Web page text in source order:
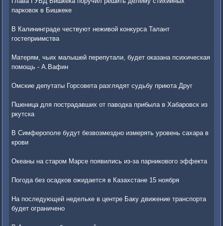
парковок в Бишкеке
В Калининграде чествуют неживой конкурса Талант
гостеприимства
Матерям, чьих малышей перепутали, будет оказана психическая
помощь - А.Вафин
Омские депутаты Горсовета разглядят судьбу приюта Друг
Пшеница для пострадавших от паводка прибыла в Хабаровск из
ркутска
В Симферополе будут безвозмездно измерять уровень сахара в
крови
Океаны на старом Марсе появились из-за парникового эффекта
Погода без осадков ожидается в Казахстане 15 ноября
На последующей недельке в центре Баку движение транспорта
будет ограничено